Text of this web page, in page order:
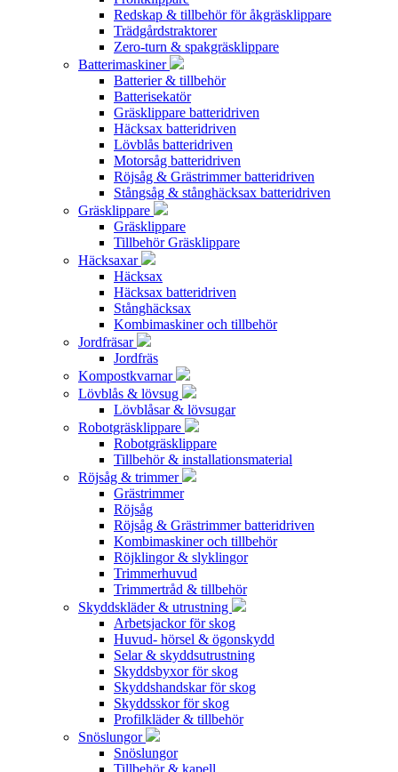
Redskap & tillbehör för åkgräsklippare
Trädgårdstraktorer
Zero-turn & spakgräsklippare
Batterimaskiner
Batterier & tillbehör
Batterisekatör
Gräsklippare batteridriven
Häcksax batteridriven
Lövblås batteridriven
Motorsåg batteridriven
Röjsåg & Grästrimmer batteridriven
Stångsåg & stånghäcksax batteridriven
Gräsklippare
Gräsklippare
Tillbehör Gräsklippare
Häcksaxar
Häcksax
Häcksax batteridriven
Stånghäcksax
Kombimaskiner och tillbehör
Jordfräsar
Jordfräs
Kompostkvarnar
Lövblås & lövsug
Lövblåsar & lövsugar
Robotgräsklippare
Robotgräsklippare
Tillbehör & installationsmaterial
Röjsåg & trimmer
Grästrimmer
Röjsåg
Röjsåg & Grästrimmer batteridriven
Kombimaskiner och tillbehör
Röjklingor & slyklingor
Trimmerhuvud
Trimmertråd & tillbehör
Skyddskläder & utrustning
Arbetsjackor för skog
Huvud- hörsel & ögonskydd
Selar & skyddsutrustning
Skyddsbyxor för skog
Skyddshandskar för skog
Skyddsskor för skog
Profilkläder & tillbehör
Snöslungor
Snöslungor
Tillbehör & kapell